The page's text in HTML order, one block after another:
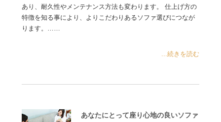
あり、耐久性やメンテナンス方法も変わります。 仕上げ方の
特徴を知る事により、よりこだわりあるソファ選びにつなが
ります。……
...続きを読む
あなたにとって座り心地の良いソファ